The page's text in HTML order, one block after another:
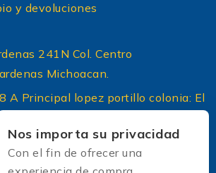
y devoluciones
241N Col. Centro
Michoacan.
A Principal lopez portillo colonia: El
Zapopan Jalisco
5032
Nos importa su privacidad
Con el fin de ofrecer una